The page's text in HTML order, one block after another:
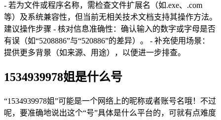
- 若为文件或程序名称，需检查文件扩展名（如.exe、.com
等）及系统兼容性，但当前无相关技术文档支持其操作方法。
建议操作步骤 - 核对信息准确性：确认输入的数字或字母是否
有误（如“5208886”与“520886”的差异）。 - 补充使用场景：
提供更多背景（如来源、用途），以便进一步排查。
1534939978姐是什么号
“1534939978姐”可能是一个网络上的昵称或者账号名哦！不过
呢，要准确地说出这个“号”具体是什么平台的，可就有点难度